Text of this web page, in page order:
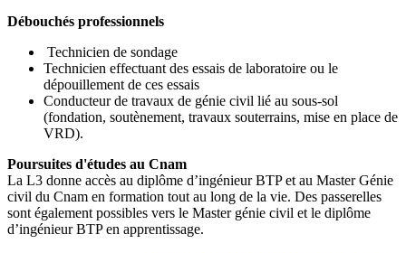
Débouchés professionnels
Technicien de sondage
Technicien effectuant des essais de laboratoire ou le
dépouillement de ces essais
Conducteur de travaux de génie civil lié au sous-sol
(fondation, soutènement, travaux souterrains, mise en place de
VRD).
Poursuites d'études au Cnam
La L3 donne accès au diplôme d’ingénieur BTP et au Master Génie
civil du Cnam en formation tout au long de la vie. Des passerelles
sont également possibles vers le Master génie civil et le diplôme
d’ingénieur BTP en apprentissage.